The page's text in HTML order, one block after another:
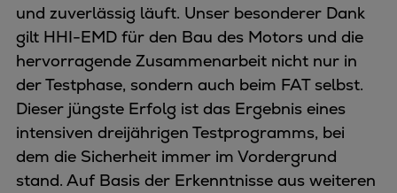
und zuverlässig läuft. Unser besonderer Dank
gilt HHI-EMD für den Bau des Motors und die
hervorragende Zusammenarbeit nicht nur in
der Testphase, sondern auch beim FAT selbst.
Dieser jüngste Erfolg ist das Ergebnis eines
intensiven dreijährigen Testprogramms, bei
dem die Sicherheit immer im Vordergrund
stand. Auf Basis der Erkenntnisse aus weiteren